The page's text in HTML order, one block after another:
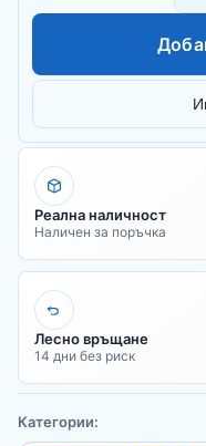
Реална наличност
Наличен за поръчка
Лесно връщане
14 дни без риск
Категории: